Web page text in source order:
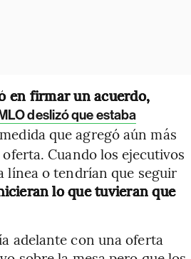
en firmar un acuerdo,
deslizó que estaba
que agregó aún más
Cuando los ejecutivos
línea o tendrían que seguir
lo que tuvieran que
adelante con una oferta